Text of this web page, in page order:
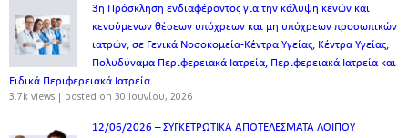
3η Πρόσκληση ενδιαφέροντος για την κάλυψη κενών και
κενούμενων θέσεων υπόχρεων και μη υπόχρεων προσωπικών
ιατρών, σε Γενικά Νοσοκομεία-Κέντρα Υγείας, Κέντρα Υγείας,
Πολυδύναμα Περιφερειακά Ιατρεία, Περιφερειακά Ιατρεία και
Ειδικά Περιφερειακά Ιατρεία
3.7k views | posted on 30 Ιουνίου, 2026
12/06/2026 – ΣΥΓΚΕΤΡΩΤΙΚΑ ΑΠΟΤΕΛΕΣΜΑΤΑ ΛΟΙΠΟΥ